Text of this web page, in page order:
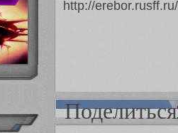
http://
Поделиться